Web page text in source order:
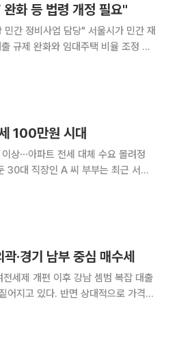
화 등 법령 개정 필요"
담당" 서울시가 민간 재
규제 완화와 임대주택 비율 조정 등
100만원 시대
상⋯아파트 전세 대체 수요 몰려정
·경기 남부 중심 매수세
제 개편 이후 강남 셈범 복잡 대출
어지고 있다. 반면 상대적으로 가격